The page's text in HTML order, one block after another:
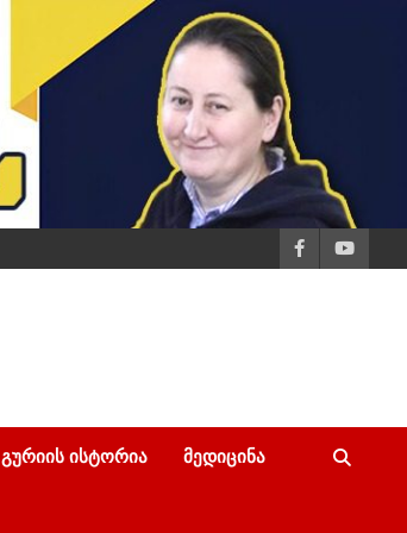
ᲒᲣᲠᲘᲘᲡ ᲘᲡᲢᲝᲠᲘᲐ ᲛᲔᲓᲘᲪᲘᲜᲐ